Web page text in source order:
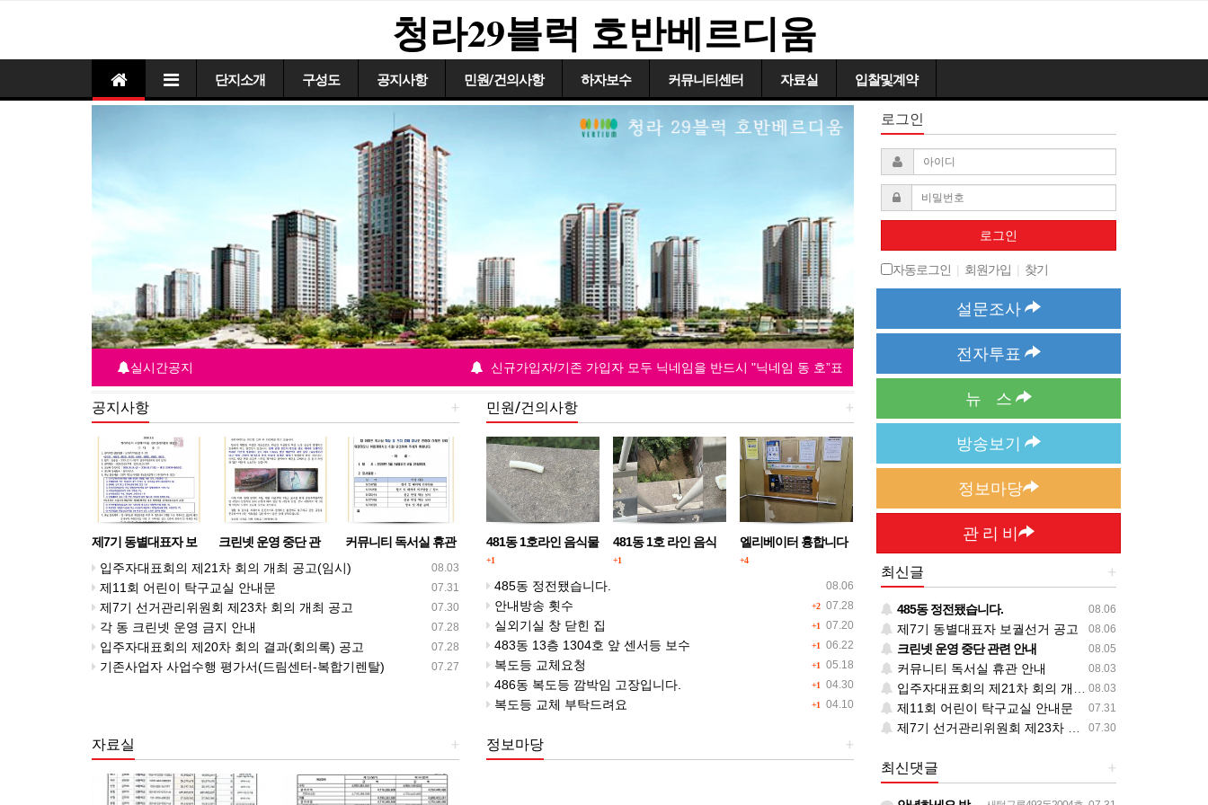
청라29블럭 호반베르디움
단지소개 구성도 공지사항 민원/건의사항 하자보수 커뮤니티센터 자료실 입찰및계약
실시간공지 신규가입자/기존 가입자 모두 닉네임을 반드시 "닉네임 동 호”표기로 수정바랍니다. (2019.1.31.까지 - 관리소에서 익일까지 재승인)
+
공지사항
제7기 동별대표자 보
궐선거 공고
크린넷 운영 중단 관
련 안내
커뮤니티 독서실 휴관
08.03
입주자대표회의 제21차 회의 개최 공고(임시)
07.31
제11회 어린이 탁구교실 안내문
07.30
제7기 선거관리위원회 제23차 회의 개최 공고
07.28
각 동 크린넷 운영 금지 안내
07.28
입주자대표회의 제20차 회의 결과(회의록) 공고
07.27
기존사업자 사업수행 평가서(드림센터-복합기렌탈)
+
민원/건의사항
481동 1호라인 음식물
투척 지속되고 있습니
+1
481동 1호 라인 음식
물 쓰레기 투척
+1
엘리베이터 흉합니다
+4
08.06
485동 정전됐습니다.
+207.28
안내방송 횟수
+107.20
실외기실 창 닫힌 집
+106.22
483동 13층 1304호 앞 센서등 보수
+105.18
복도등 교체요청
+104.30
486동 복도등 깜박임 고장입니다.
+104.10
복도등 교체 부탁드려요
+
자료실 +
정보마당
로그인
로그인
자동로그인 | 회원가입 | 찾기
설문조사
전자투표
뉴 스
방송보기
정보마당
관 리 비
+
최신글
08.06
485동 정전됐습니다.
08.06
제7기 동별대표자 보궐선거 공고
08.05
크린넷 운영 중단 관련 안내
08.03
커뮤니티 독서실 휴관 안내
08.03
입주자대표회의 제21차 회의 개최 공고(임시)
07.31
제11회 어린이 탁구교실 안내문
07.30
제7기 선거관리위원회 제23차 회의 개최 공고
+
최신댓글